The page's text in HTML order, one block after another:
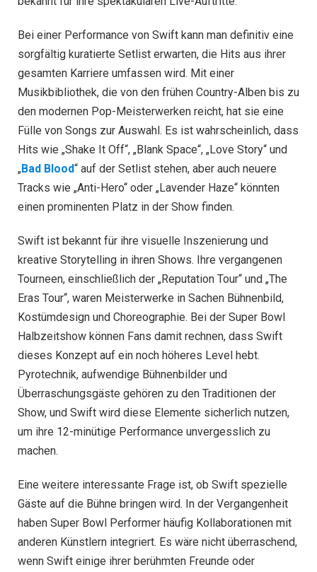
Bei einer Performance von Swift kann man definitiv eine
sorgfältig kuratierte Setlist erwarten, die Hits aus ihrer
gesamten Karriere umfassen wird. Mit einer
Musikbibliothek, die von den frühen Country-Alben bis zu
den modernen Pop-Meisterwerken reicht, hat sie eine
Fülle von Songs zur Auswahl. Es ist wahrscheinlich, dass
Hits wie „Shake It Off“, „Blank Space“, „Love Story“ und
„Bad Blood“ auf der Setlist stehen, aber auch neuere
Tracks wie „Anti-Hero“ oder „Lavender Haze“ könnten
einen prominenten Platz in der Show finden.
Swift ist bekannt für ihre visuelle Inszenierung und
kreative Storytelling in ihren Shows. Ihre vergangenen
Tourneen, einschließlich der „Reputation Tour“ und „The
Eras Tour“, waren Meisterwerke in Sachen Bühnenbild,
Kostümdesign und Choreographie. Bei der Super Bowl
Halbzeitshow können Fans damit rechnen, dass Swift
dieses Konzept auf ein noch höheres Level hebt.
Pyrotechnik, aufwendige Bühnenbilder und
Überraschungsgäste gehören zu den Traditionen der
Show, und Swift wird diese Elemente sicherlich nutzen,
um ihre 12-minütige Performance unvergesslich zu
machen.
Eine weitere interessante Frage ist, ob Swift spezielle
Gäste auf die Bühne bringen wird. In der Vergangenheit
haben Super Bowl Performer häufig Kollaborationen mit
anderen Künstlern integriert. Es wäre nicht überraschend,
wenn Swift einige ihrer berühmten Freunde oder